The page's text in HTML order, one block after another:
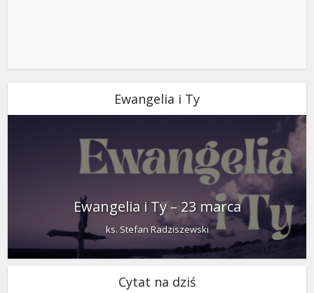
Ewangelia i Ty
Ewangelia i Ty – 23 marca
ks. Stefan Radziszewski
Cytat na dziś